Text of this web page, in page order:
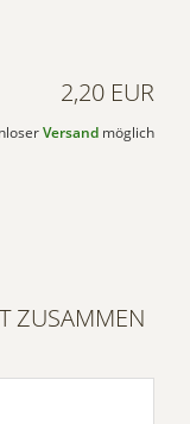
2,20 EUR
Versand möglich
ZUSAMMEN